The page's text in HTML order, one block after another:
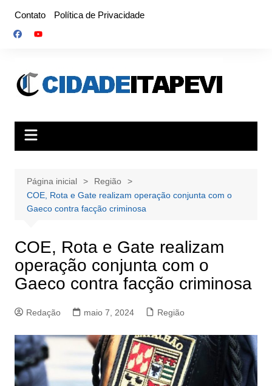
Contato Política de Privacidade
Página inicial
Região
COE, Rota e Gate realizam operação conjunta com o
Gaeco contra facção criminosa
COE, Rota e Gate realizam
operação conjunta com o
Gaeco contra facção criminosa
Redação maio 7, 2024 Região